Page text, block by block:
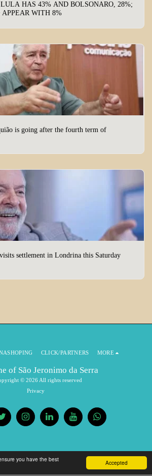
Accepted
you have the best
HAS 43% AND BOLSONARO, 28%;
WITH 8%
is going after the fourth term of
settlement in Londrina this Saturday
of São Jeronimo da Serra
© 2026 All rights reserved
Privacy
CLICK/PARTNERS MORE